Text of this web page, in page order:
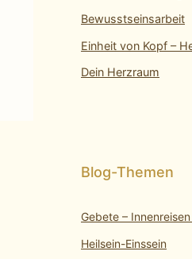
Bewusstseinsarbeit
Einheit von Kopf –
Dein Herzraum
Gebete –
Heilsein-Einssein